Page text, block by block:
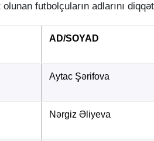
futbolçuların adlarını
AD/SOYAD
Aytac Şərifova
Nərgiz Əliyeva